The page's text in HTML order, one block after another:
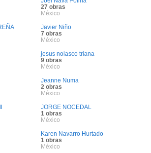
27 obras
México
Javier Niño
7 obras
México
jesus nolasco triana
9 obras
México
Jeanne Numa
2 obras
México
JORGE NOCEDAL
1 obras
México
Karen Navarro Hurtado
1 obras
México